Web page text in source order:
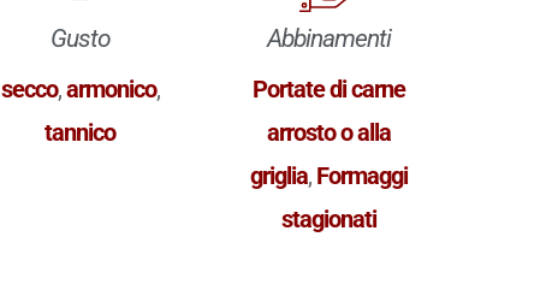
Gusto
secco,armonico,
tannico
Abbinamenti
Portate di carne
arrosto o alla
griglia, Formaggi
stagionati